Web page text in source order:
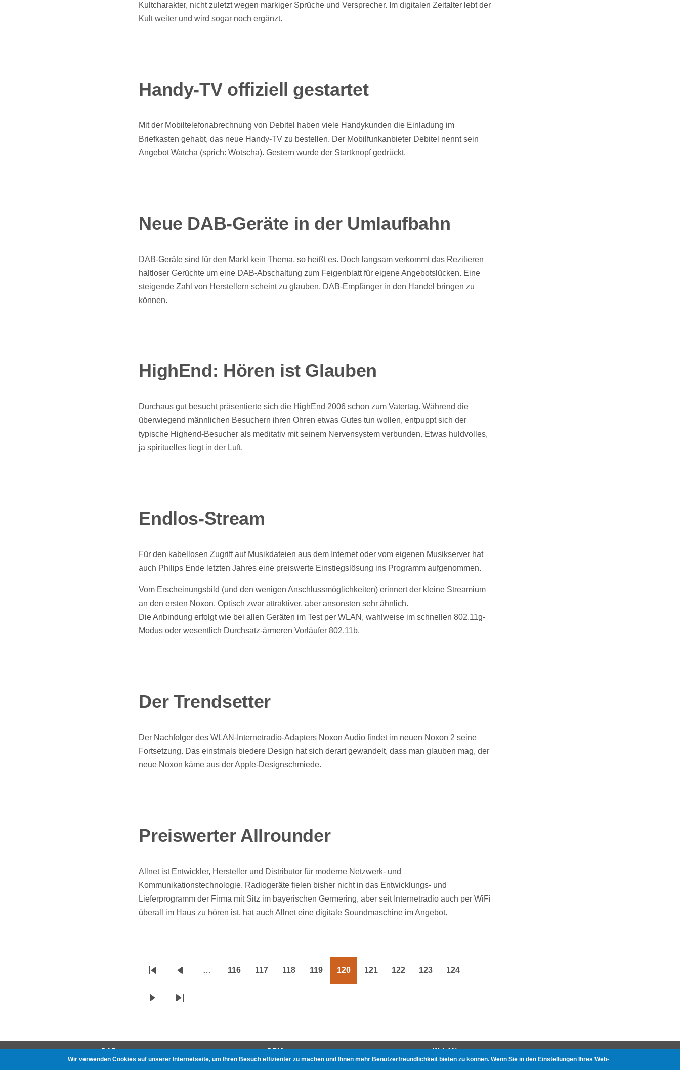
Kultcharakter, nicht zuletzt wegen markiger Sprüche und Versprecher. Im digitalen Zeitalter lebt der
Kult weiter und wird sogar noch ergänzt.
Handy-TV offiziell gestartet
Mit der Mobiltelefonabrechnung von Debitel haben viele Handykunden die Einladung im
Briefkasten gehabt, das neue Handy-TV zu bestellen. Der Mobilfunkanbieter Debitel nennt sein
Angebot Watcha (sprich: Wotscha). Gestern wurde der Startknopf gedrückt.
Neue DAB-Geräte in der Umlaufbahn
DAB-Geräte sind für den Markt kein Thema, so heißt es. Doch langsam verkommt das Rezitieren
haltloser Gerüchte um eine DAB-Abschaltung zum Feigenblatt für eigene Angebotslücken. Eine
steigende Zahl von Herstellern scheint zu glauben, DAB-Empfänger in den Handel bringen zu
können.
HighEnd: Hören ist Glauben
Durchaus gut besucht präsentierte sich die HighEnd 2006 schon zum Vatertag. Während die
überwiegend männlichen Besuchern ihren Ohren etwas Gutes tun wollen, entpuppt sich der
typische Highend-Besucher als meditativ mit seinem Nervensystem verbunden. Etwas huldvolles,
ja spirituelles liegt in der Luft.
Endlos-Stream
Für den kabellosen Zugriff auf Musikdateien aus dem Internet oder vom eigenen Musikserver hat
auch Philips Ende letzten Jahres eine preiswerte Einstiegslösung ins Programm aufgenommen.
Vom Erscheinungsbild (und den wenigen Anschlussmöglichkeiten) erinnert der kleine Streamium
an den ersten Noxon. Optisch zwar attraktiver, aber ansonsten sehr ähnlich.
Die Anbindung erfolgt wie bei allen Geräten im Test per WLAN, wahlweise im schnellen 802.11g-
Modus oder wesentlich Durchsatz-ärmeren Vorläufer 802.11b.
Der Trendsetter
Der Nachfolger des WLAN-Internetradio-Adapters Noxon Audio findet im neuen Noxon 2 seine
Fortsetzung. Das einstmals biedere Design hat sich derart gewandelt, dass man glauben mag, der
neue Noxon käme aus der Apple-Designschmiede.
Preiswerter Allrounder
Allnet ist Entwickler, Hersteller und Distributor für moderne Netzwerk- und
Kommunikationstechnologie. Radiogeräte fielen bisher nicht in das Entwicklungs- und
Lieferprogramm der Firma mit Sitz im bayerischen Germering, aber seit Internetradio auch per WiFi
überall im Haus zu hören ist, hat auch Allnet eine digitale Soundmaschine im Angebot.
Seitennummerierung
Erste
Vorherige
… 116 117 118 119 120 121 122 123 124
NächsteLetzte
DAB DRM W-LAN
Wir verwenden Cookies auf unserer Internetseite, um Ihren Besuch effizienter zu machen und Ihnen mehr Benutzerfreundlichkeit bieten zu können. Wenn Sie in den Einstellungen Ihres Web-